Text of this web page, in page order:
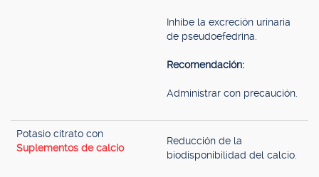
Inhibe la excreción urinaria
de pseudoefedrina.
Recomendación:
Administrar con precaución.
Potasio citrato con
Suplementos de calcio
Reducción de la
biodisponibilidad del calcio.